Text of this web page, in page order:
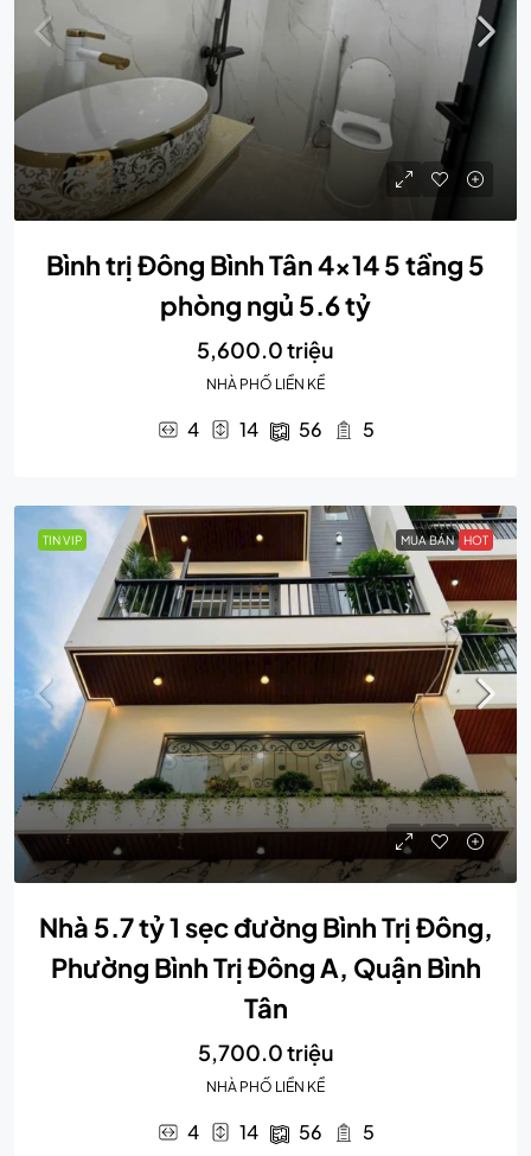
Bình trị Đông Bình Tân 4×14 5 tầng 5
phòng ngủ 5.6 tỷ
5,600.0 triệu
NHÀ PHỐ LIỀN KỀ
4 14 56 5
TIN VIP MUA BÁN HOT
Nhà 5.7 tỷ 1 sẹc đường Bình Trị Đông,
Phường Bình Trị Đông A, Quận Bình
Tân
5,700.0 triệu
NHÀ PHỐ LIỀN KỀ
4 14 56 5